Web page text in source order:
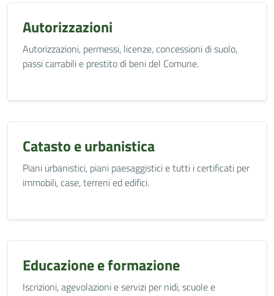
Autorizzazioni
Autorizzazioni, permessi, licenze, concessioni di suolo,
passi carrabili e prestito di beni del Comune.
Catasto e urbanistica
Piani urbanistici, piani paesaggistici e tutti i certificati per
immobili, case, terreni ed edifici.
Educazione e formazione
Iscrizioni, agevolazioni e servizi per nidi, scuole e